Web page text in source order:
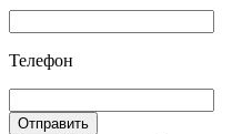
Телефон